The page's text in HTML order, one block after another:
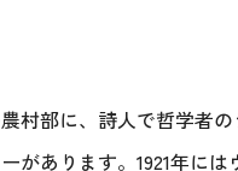
村部に、詩人で哲学者
があります。1921年に